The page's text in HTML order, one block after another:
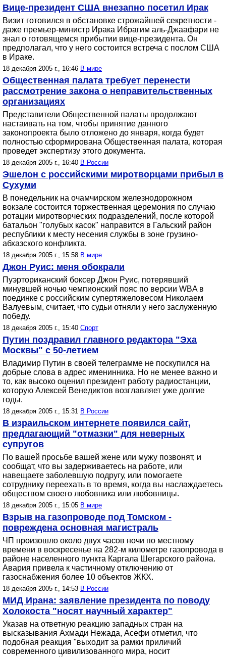
Вице-президент США внезапно посетил Ирак
Визит готовился в обстановке строжайшей секретности -
даже премьер-министр Ирака Ибрагим аль-Джаафари не
знал о готовящемся прибытии вице-президента. Он
предполагал, что у него состоится встреча с послом США
в Ираке.
18 декабря 2005 г., 16:46 В мире
Общественная палата требует перенести
рассмотрение закона о неправительственных
организациях
Представители Общественной палаты продолжают
настаивать на том, чтобы принятие данного
законопроекта было отложено до января, когда будет
полностью сформирована Общественная палата, которая
проведет экспертизу этого документа.
18 декабря 2005 г., 16:40 В России
Эшелон с российскими миротворцами прибыл в
Сухуми
В понедельник на очамчирском железнодорожном
вокзале состоится торжественная церемония по случаю
ротации миротворческих подразделений, после которой
батальон "голубых касок" направится в Гальский район
республики к месту несения службы в зоне грузино-
абхазского конфликта.
18 декабря 2005 г., 15:58 В мире
Джон Руис: меня обокрали
Пуэрториканский боксер Джон Руис, потерявший
минувшей ночью чемпионский пояс по версии WВA в
поединке с российским супертяжеловесом Николаем
Валуевым, считает, что судьи отняли у него заслуженную
победу.
18 декабря 2005 г., 15:40 Спорт
Путин поздравил главного редактора "Эха
Москвы" с 50-летием
Владимир Путин в своей телеграмме не поскупился на
добрые слова в адрес именинника. Но не менее важно и
то, как высоко оценил президент работу радиостанции,
которую Алексей Венедиктов возглавляет уже долгие
годы.
18 декабря 2005 г., 15:31 В России
В израильском интернете появился сайт,
предлагающий "отмазки" для неверных
супругов
По вашей просьбе вашей жене или мужу позвонят, и
сообщат, что вы задерживаетесь на работе, или
навещаете заболевшую подругу, или помогаете
сотруднику переехать в то время, когда вы наслаждаетесь
обществом своего любовника или любовницы.
18 декабря 2005 г., 15:05 В мире
Взрыв на газопроводе под Томском -
повреждена основная магистраль
ЧП произошло около двух часов ночи по местному
времени в воскресенье на 282-м километре газопровода в
районе населенного пункта Каргала Шегарского района.
Авария привела к частичному отключению от
газоснабжения более 10 объектов ЖКХ.
18 декабря 2005 г., 14:53 В России
МИД Ирана: заявление президента по поводу
Холокоста "носят научный характер"
Указав на ответную реакцию западных стран на
высказывания Ахмади Нежада, Асефи отметил, что
подобная реакция "выходит за рамки приличий
современного цивилизованного мира, носит